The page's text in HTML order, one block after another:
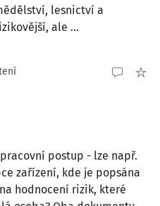
lesnictví a
ale ...
postup - lze např.
zařízení, kde je popsána
hodnocení rizik, které